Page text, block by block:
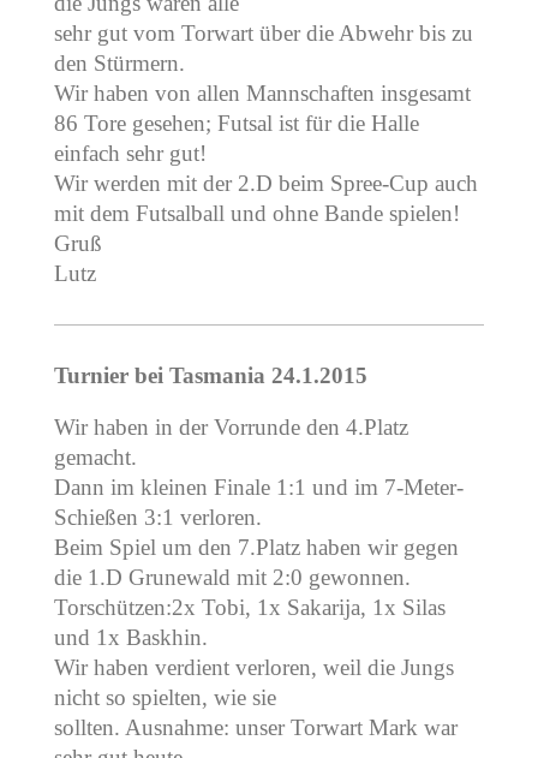
sehr gut vom Torwart über die Abwehr bis zu
den Stürmern.
Wir haben von allen Mannschaften insgesamt
86 Tore gesehen; Futsal ist für die Halle
einfach sehr gut!
Wir werden mit der 2.D beim Spree-Cup auch
mit dem Futsalball und ohne Bande spielen!
Gruß
Lutz
Turnier bei Tasmania 24.1.2015
Wir haben in der Vorrunde den 4.Platz
gemacht.
Dann im kleinen Finale 1:1 und im 7-Meter-
Schießen 3:1 verloren.
Beim Spiel um den 7.Platz haben wir gegen
die 1.D Grunewald mit 2:0 gewonnen.
Torschützen:2x Tobi, 1x Sakarija, 1x Silas
und 1x Baskhin.
Wir haben verdient verloren, weil die Jungs
nicht so spielten, wie sie
sollten. Ausnahme: unser Torwart Mark war